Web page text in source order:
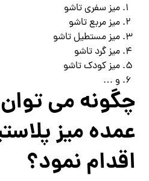
میز سفری تاشو
میز مربع تاشو
میز مستطیل تاشو
میز گرد تاشو
میز کودک تاشو
و …
چگونه می
عمده میز
اقدام نمود؟